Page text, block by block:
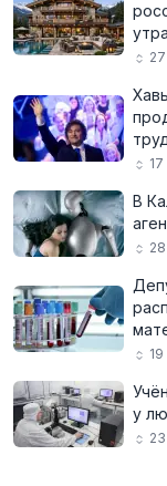
27
17
В
28
19
у
23